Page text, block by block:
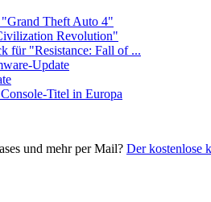
Theft Auto 4"
Revolution"
für "Resistance: Fall of ...
Update
Titel in Europa
und mehr per Mail? Der kostenlose